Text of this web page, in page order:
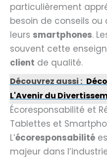
particulièrement
besoin de conseils
leurs smartphones.
souvent cette
client de qualité.
Découvrez aussi :
L'Avenir du
Écoresponsabilité et
Tablettes et
L’écoresponsabilité
majeur dans